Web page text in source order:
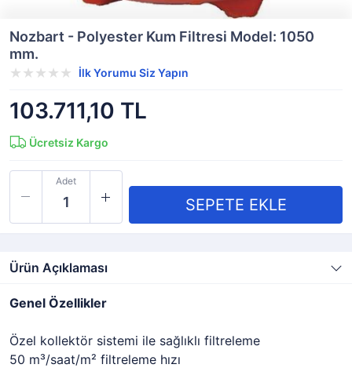
Nozbart - Polyester Kum Filtresi Model: 1050
mm.
İlk Yorumu Siz Yapın
103.711,10 TL
Ücretsiz Kargo
Adet
Ürün Açıklaması
Genel Özellikler
Özel kollektör sistemi ile sağlıklı filtreleme
50 m³/saat/m² filtreleme hızı